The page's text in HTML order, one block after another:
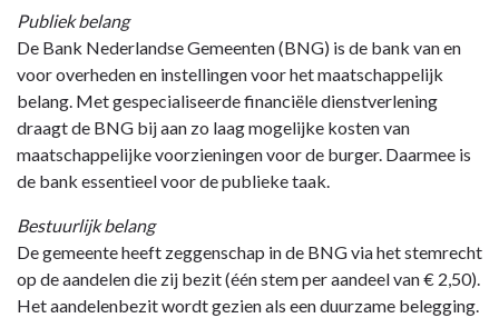
Jaarverslag
Paragraaf
Verbonden
partijen
Bank
Nederlandse
Gemeenten
NV
Publiek belang
De Bank Nederlandse Gemeenten (BNG) is de bank van en
voor overheden en instellingen voor het maatschappelijk
belang. Met gespecialiseerde financiële dienstverlening
draagt de BNG bij aan zo laag mogelijke kosten van
maatschappelijke voorzieningen voor de burger. Daarmee is
de bank essentieel voor de publieke taak.
Bestuurlijk belang
De gemeente heeft zeggenschap in de BNG via het stemrecht
op de aandelen die zij bezit (één stem per aandeel van € 2,50).
Het aandelenbezit wordt gezien als een duurzame belegging.